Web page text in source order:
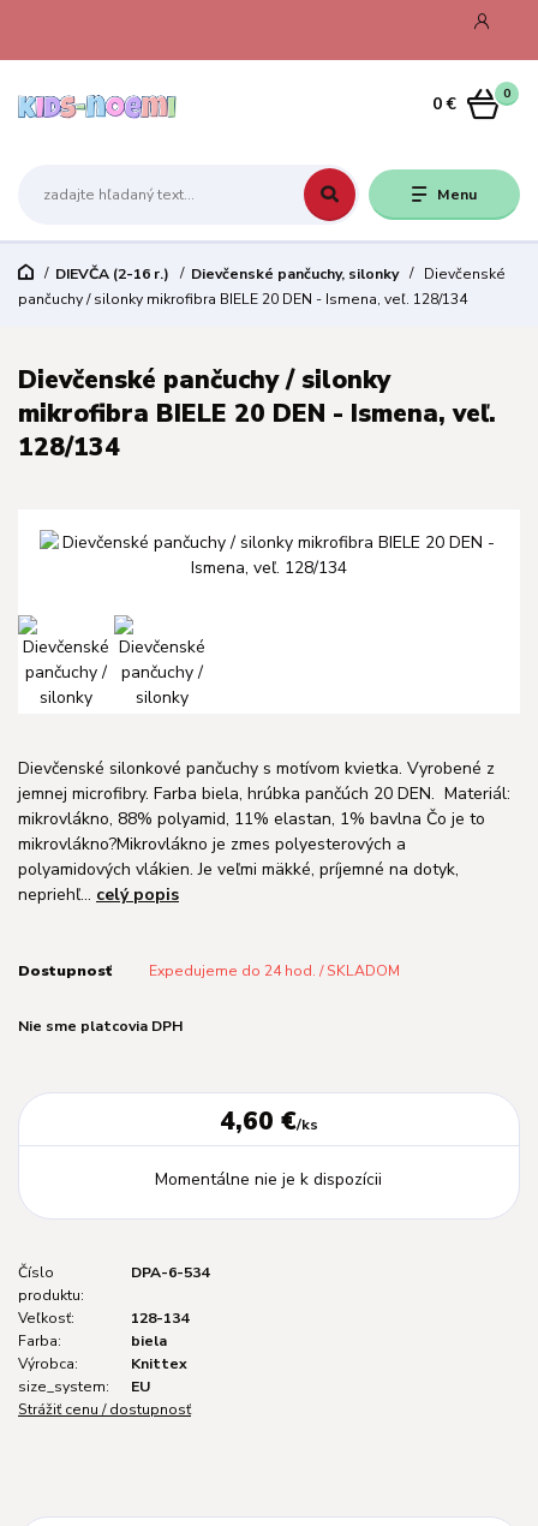
Menu
0
0 €
DIEVČA (2-16 r.) Dievčenské pančuchy, silonky
Dievčenské
pančuchy / silonky mikrofibra BIELE 20 DEN - Ismena, veľ. 128/134
Dievčenské pančuchy / silonky
mikrofibra BIELE 20 DEN - Ismena, veľ.
128/134
Dievčenské silonkové pančuchy s motívom kvietka. Vyrobené z
jemnej microfibry. Farba biela, hrúbka pančúch 20 DEN. Materiál:
mikrovlákno, 88% polyamid, 11% elastan, 1% bavlna Čo je to
mikrovlákno?Mikrovlákno je zmes polyesterových a
polyamidových vlákien. Je veľmi mäkké, príjemné na dotyk,
nepriehľ... celý popis
Dostupnosť Expedujeme do 24 hod. / SKLADOM
Nie sme platcovia DPH
4,60 €/ks
Momentálne nie je k dispozícii
Číslo
produktu:
DPA-6-534
Veľkosť:
128-134
Farba:
biela
Výrobca:
Knittex
size_system:
EU
Strážiť cenu / dostupnosť